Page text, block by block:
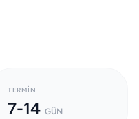
TERMIN
7-14 GÜN